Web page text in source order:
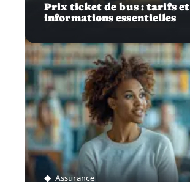
Prix ticket de bus : tarifs et
informations essentielles
Assurance